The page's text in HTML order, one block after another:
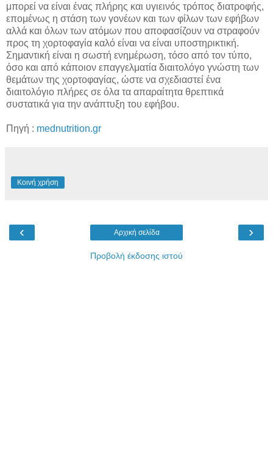
μπορεί να είναι ένας πλήρης και υγιεινός τρόπος διατροφής,
επομένως η στάση των γονέων και των φίλων των εφήβων
αλλά και όλων των ατόμων που αποφασίζουν να στραφούν
προς τη χορτοφαγία καλό είναι να είναι υποστηρικτική.
Σημαντική είναι η σωστή ενημέρωση, τόσο από τον τύπο,
όσο και από κάποιον επαγγελματία διαιτολόγο γνώστη των
θεμάτων της χορτοφαγίας, ώστε να σχεδιαστεί ένα
διαιτολόγιο πλήρες σε όλα τα απαραίτητα θρεπτικά
συστατικά για την ανάπτυξη του εφήβου.
Πηγή : mednutrition.gr
Κοινή χρήση
‹ ›
Αρχική σελίδα
Προβολή έκδοσης ιστού